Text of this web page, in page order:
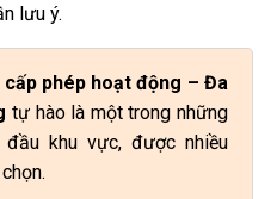
lưu ý.
cấp phép hoạt động – Đa
tự hào là một trong những
khu vực, được nhiều